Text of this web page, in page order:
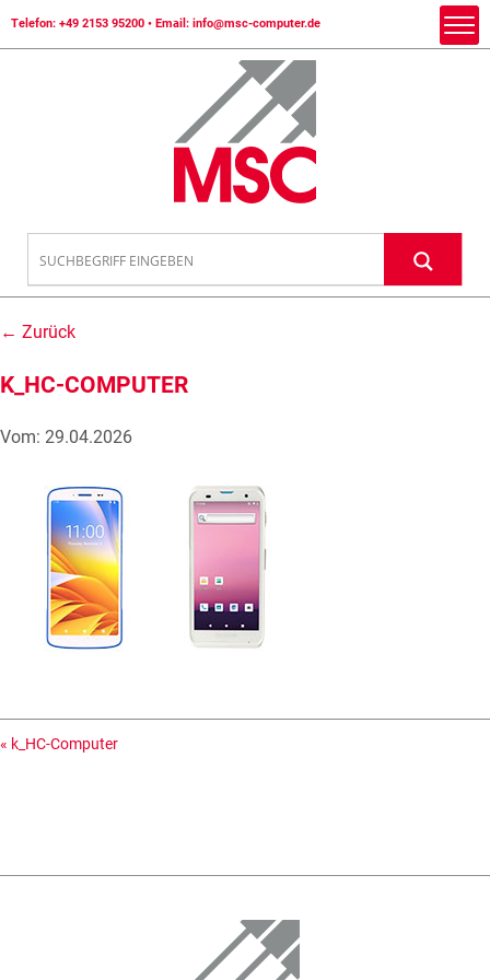
Telefon: +49 2153 95200 • Email: info@msc-computer.de
← Zurück
K_HC-COMPUTER
Vom: 29.04.2026
« k_HC-Computer